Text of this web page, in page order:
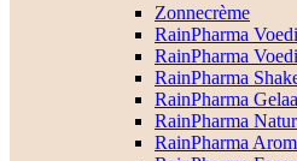
Zonnecrème
RainPharma
RainPharma
RainPharma
RainPharma
RainPharma
RainPharma